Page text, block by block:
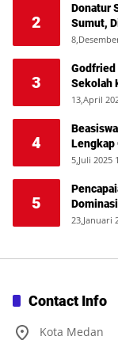
2
Donatur
Sumut,
3
Godfried
Sekolah
13,April
4
Lengkap
5,Juli 2025
5
23,Januari
Contact Info
Kota Medan